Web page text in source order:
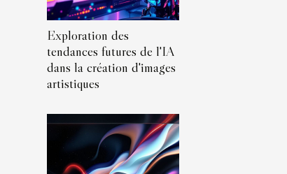
Exploration des
tendances futures de l'IA
dans la création d'images
artistiques